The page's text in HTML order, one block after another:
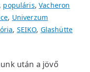
populáris,Vacheron
, Univerzum
, SEIKO, Glashütte
után a jövő